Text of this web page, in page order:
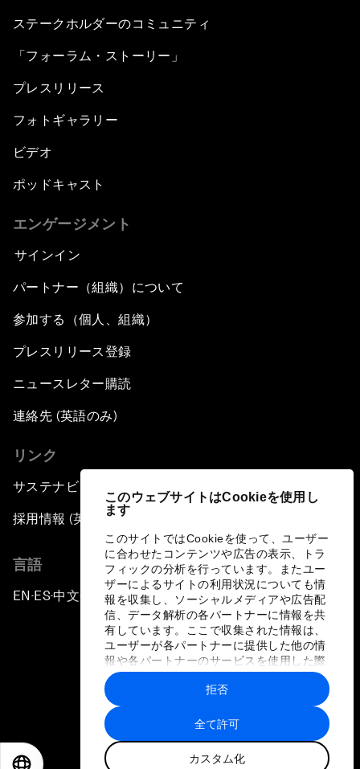
このウェブサイトはCookieを使用し
ます
このサイトではCookieを使って、ユーザー
に合わせたコンテンツや広告の表示、トラ
フィックの分析を行っています。またユー
ザーによるサイトの利用状況についても情
報を収集し、ソーシャルメディアや広告配
信、データ解析の各パートナーに情報を共
有しています。ここで収集された情報は、
ユーザーが各パートナーに提供した他の情
報や各パートナーのサービスを使用した際
に収集された情報と組み合わされ、各パー
トナーによって使用されることがありま
す。
全て許可
カスタム化
拒否
ステークホルダーのコミュニティ
「フォーラム・ストーリー」
プレスリリース
フォトギャラリー
ビデオ
ポッドキャスト
エンゲージメント
サインイン
パートナー（組織）について
参加する（個人、組織）
プレスリリース登録
ニュースレター購読
連絡先 (英語のみ)
リンク
サステナビリティへの取り組み
採用情報 (英語のみ)
言語
EN ▪ES▪中文▪ 日本語
プライバシーポリシーと利用規約
サイトマップ
©
世界経済フォーラム